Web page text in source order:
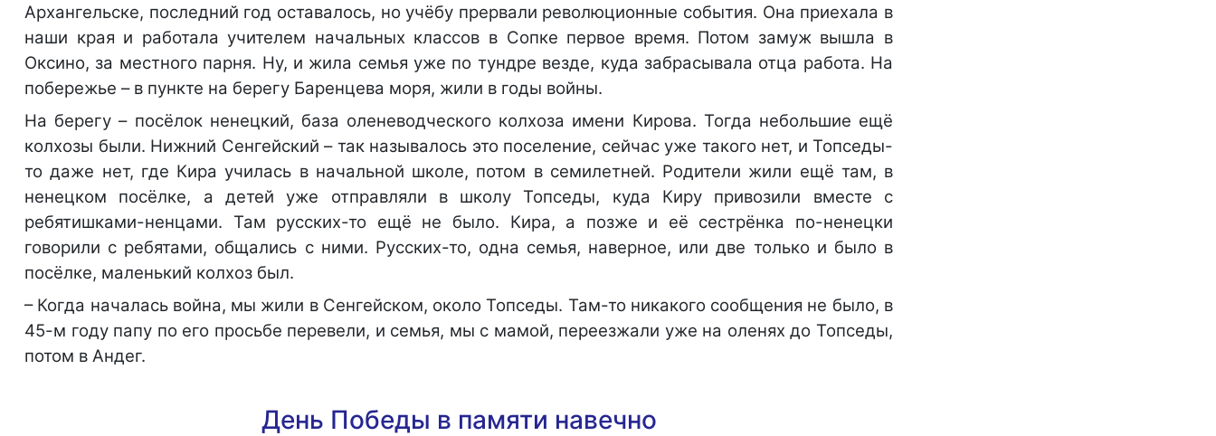
Архангельске, последний год оставалось, но учёбу прервали революционные события. Она приехала в
наши края и работала учителем начальных классов в Сопке первое время. Потом замуж вышла в
Оксино, за местного парня. Ну, и жила семья уже по тундре везде, куда забрасывала отца работа. На
побережье – в пункте на берегу Баренцева моря, жили в годы войны.
На берегу – посёлок ненецкий, база оленеводческого колхоза имени Кирова. Тогда небольшие ещё
колхозы были. Нижний Сенгейский – так называлось это поселение, сейчас уже такого нет, и Топседы-
то даже нет, где Кира училась в начальной школе, потом в семилетней. Родители жили ещё там, в
ненецком посёлке, а детей уже отправляли в школу Топседы, куда Киру привозили вместе с
ребятишками-ненцами. Там русских-то ещё не было. Кира, а позже и её сестрёнка по-ненецки
говорили с ребятами, общались с ними. Русских-то, одна семья, наверное, или две только и было в
посёлке, маленький колхоз был.
– Когда началась война, мы жили в Сенгейском, около Топседы. Там-то никакого сообщения не было, в
45-м году папу по его просьбе перевели, и семья, мы с мамой, переезжали уже на оленях до Топседы,
потом в Андег.
День Победы в памяти навечно